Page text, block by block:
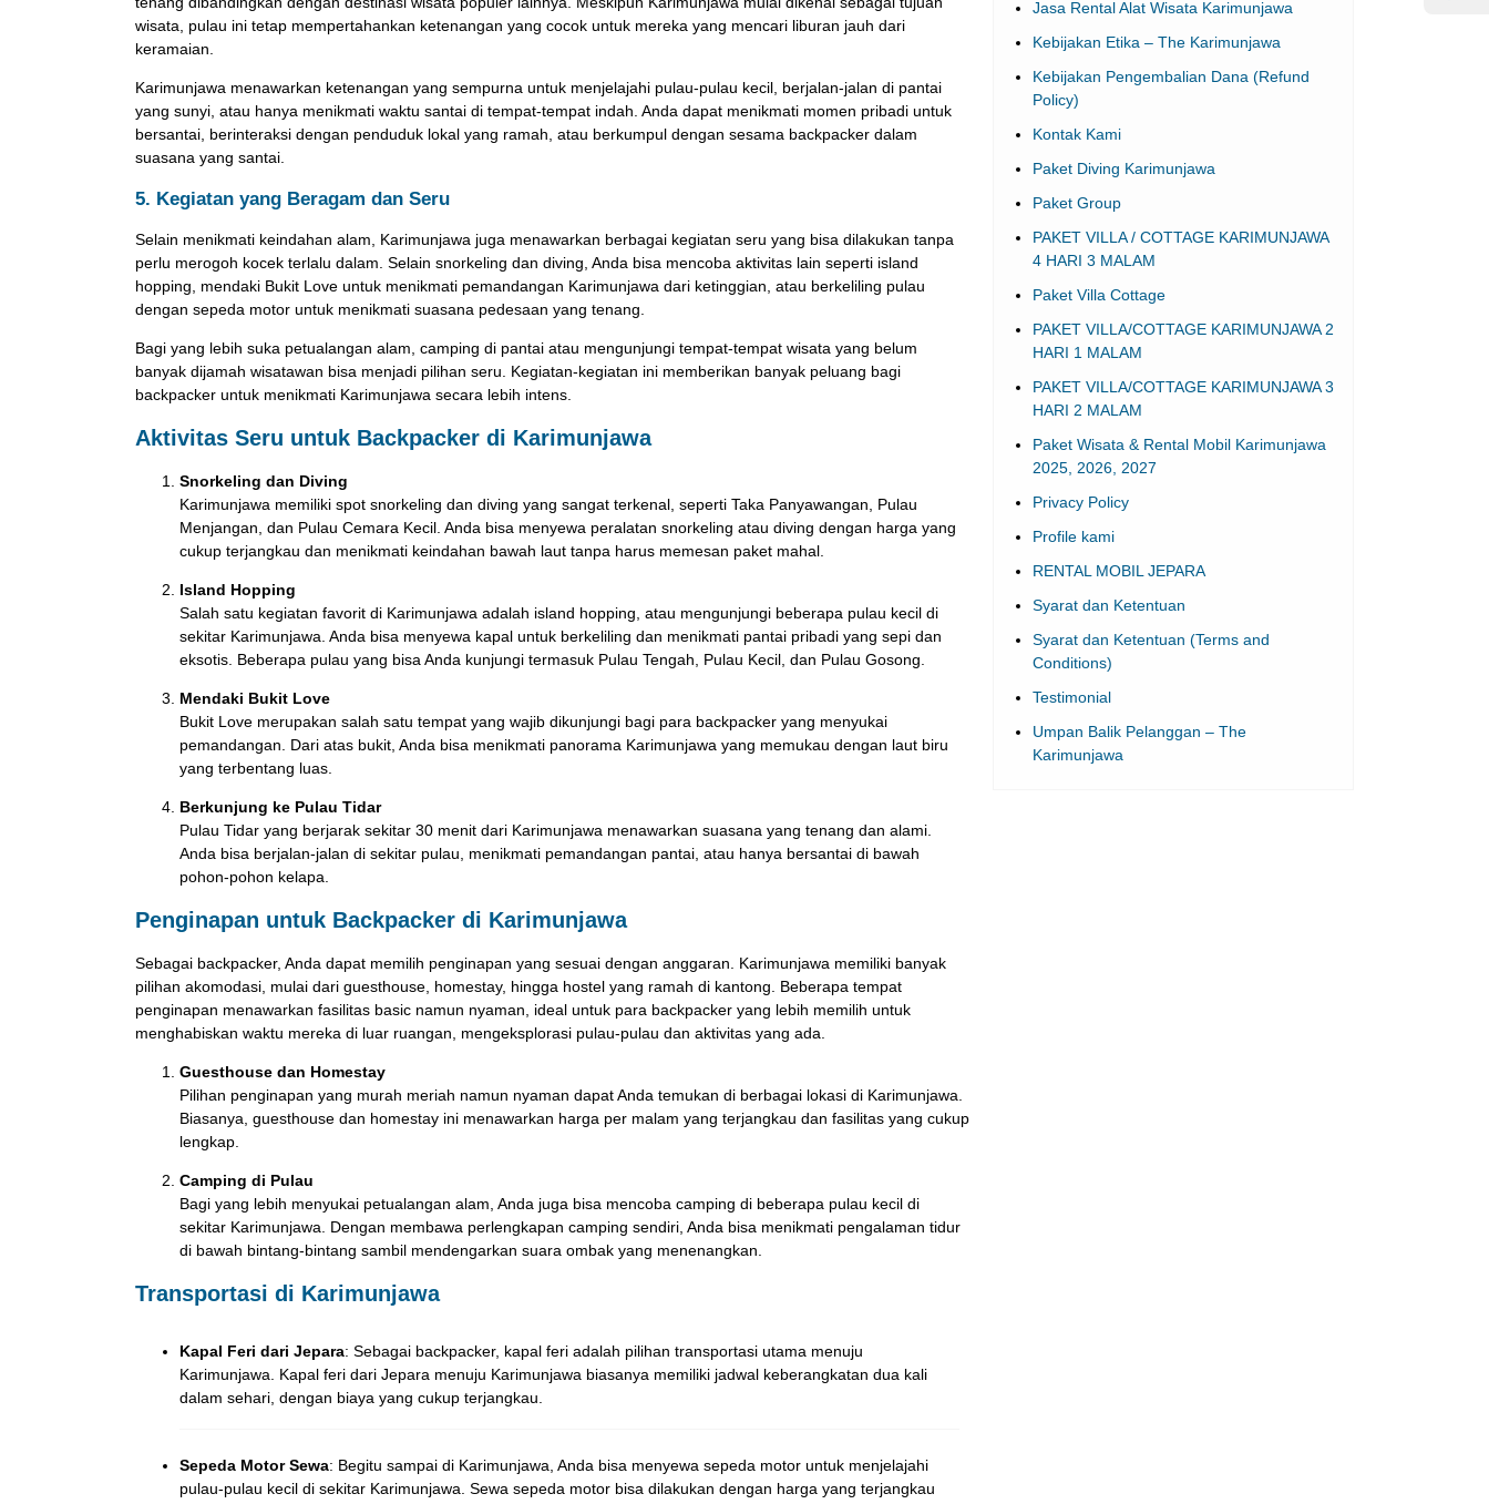
wisata, pulau ini tetap mempertahankan ketenangan yang cocok untuk mereka yang mencari liburan jauh dari
keramaian.
Karimunjawa menawarkan ketenangan yang sempurna untuk menjelajahi pulau-pulau kecil, berjalan-jalan di pantai
yang sunyi, atau hanya menikmati waktu santai di tempat-tempat indah. Anda dapat menikmati momen pribadi untuk
bersantai, berinteraksi dengan penduduk lokal yang ramah, atau berkumpul dengan sesama backpacker dalam
suasana yang santai.
5. Kegiatan yang Beragam dan Seru
Selain menikmati keindahan alam, Karimunjawa juga menawarkan berbagai kegiatan seru yang bisa dilakukan tanpa
perlu merogoh kocek terlalu dalam. Selain snorkeling dan diving, Anda bisa mencoba aktivitas lain seperti island
hopping, mendaki Bukit Love untuk menikmati pemandangan Karimunjawa dari ketinggian, atau berkeliling pulau
dengan sepeda motor untuk menikmati suasana pedesaan yang tenang.
Bagi yang lebih suka petualangan alam, camping di pantai atau mengunjungi tempat-tempat wisata yang belum
banyak dijamah wisatawan bisa menjadi pilihan seru. Kegiatan-kegiatan ini memberikan banyak peluang bagi
backpacker untuk menikmati Karimunjawa secara lebih intens.
Aktivitas Seru untuk Backpacker di Karimunjawa
Snorkeling dan Diving
Karimunjawa memiliki spot snorkeling dan diving yang sangat terkenal, seperti Taka Panyawangan, Pulau
Menjangan, dan Pulau Cemara Kecil. Anda bisa menyewa peralatan snorkeling atau diving dengan harga yang
cukup terjangkau dan menikmati keindahan bawah laut tanpa harus memesan paket mahal.
Island Hopping
Salah satu kegiatan favorit di Karimunjawa adalah island hopping, atau mengunjungi beberapa pulau kecil di
sekitar Karimunjawa. Anda bisa menyewa kapal untuk berkeliling dan menikmati pantai pribadi yang sepi dan
eksotis. Beberapa pulau yang bisa Anda kunjungi termasuk Pulau Tengah, Pulau Kecil, dan Pulau Gosong.
Mendaki Bukit Love
Bukit Love merupakan salah satu tempat yang wajib dikunjungi bagi para backpacker yang menyukai
pemandangan. Dari atas bukit, Anda bisa menikmati panorama Karimunjawa yang memukau dengan laut biru
yang terbentang luas.
Berkunjung ke Pulau Tidar
Pulau Tidar yang berjarak sekitar 30 menit dari Karimunjawa menawarkan suasana yang tenang dan alami.
Anda bisa berjalan-jalan di sekitar pulau, menikmati pemandangan pantai, atau hanya bersantai di bawah
pohon-pohon kelapa.
Penginapan untuk Backpacker di Karimunjawa
Sebagai backpacker, Anda dapat memilih penginapan yang sesuai dengan anggaran. Karimunjawa memiliki banyak
pilihan akomodasi, mulai dari guesthouse, homestay, hingga hostel yang ramah di kantong. Beberapa tempat
penginapan menawarkan fasilitas basic namun nyaman, ideal untuk para backpacker yang lebih memilih untuk
menghabiskan waktu mereka di luar ruangan, mengeksplorasi pulau-pulau dan aktivitas yang ada.
Guesthouse dan Homestay
Pilihan penginapan yang murah meriah namun nyaman dapat Anda temukan di berbagai lokasi di Karimunjawa.
Biasanya, guesthouse dan homestay ini menawarkan harga per malam yang terjangkau dan fasilitas yang cukup
lengkap.
Camping di Pulau
Bagi yang lebih menyukai petualangan alam, Anda juga bisa mencoba camping di beberapa pulau kecil di
sekitar Karimunjawa. Dengan membawa perlengkapan camping sendiri, Anda bisa menikmati pengalaman tidur
di bawah bintang-bintang sambil mendengarkan suara ombak yang menenangkan.
Transportasi di Karimunjawa
Kapal Feri dari Jepara: Sebagai backpacker, kapal feri adalah pilihan transportasi utama menuju
Karimunjawa. Kapal feri dari Jepara menuju Karimunjawa biasanya memiliki jadwal keberangkatan dua kali
dalam sehari, dengan biaya yang cukup terjangkau.
Sepeda Motor Sewa: Begitu sampai di Karimunjawa, Anda bisa menyewa sepeda motor untuk menjelajahi
pulau-pulau kecil di sekitar Karimunjawa. Sewa sepeda motor bisa dilakukan dengan harga yang terjangkau
Jasa Rental Alat Wisata Karimunjawa
Kebijakan Etika – The Karimunjawa
Kebijakan Pengembalian Dana (Refund
Policy)
Kontak Kami
Paket Diving Karimunjawa
Paket Group
PAKET VILLA / COTTAGE KARIMUNJAWA
4 HARI 3 MALAM
Paket Villa Cottage
PAKET VILLA/COTTAGE KARIMUNJAWA 2
HARI 1 MALAM
PAKET VILLA/COTTAGE KARIMUNJAWA 3
HARI 2 MALAM
Paket Wisata & Rental Mobil Karimunjawa
2025, 2026, 2027
Privacy Policy
Profile kami
RENTAL MOBIL JEPARA
Syarat dan Ketentuan
Syarat dan Ketentuan (Terms and
Conditions)
Testimonial
Umpan Balik Pelanggan – The
Karimunjawa